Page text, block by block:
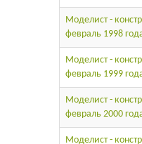
Моделист -
февраль 1998
Моделист -
февраль 1999
Моделист -
февраль 2000
Моделист -